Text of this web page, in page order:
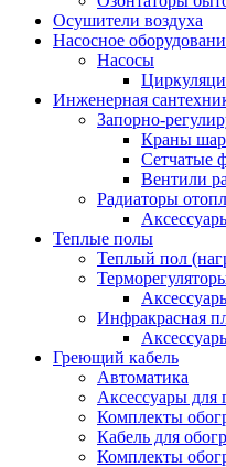
Осушители воздуха
Насосное
Насосы
Инженерная
Запорно-
Краны
Сетчатые
Вентили
Радиаторы
Теплые полы
Теплый пол
Инфракрасная
Греющий кабель
Автоматика
Аксессуары для
Комплекты
Кабель для
Комплекты